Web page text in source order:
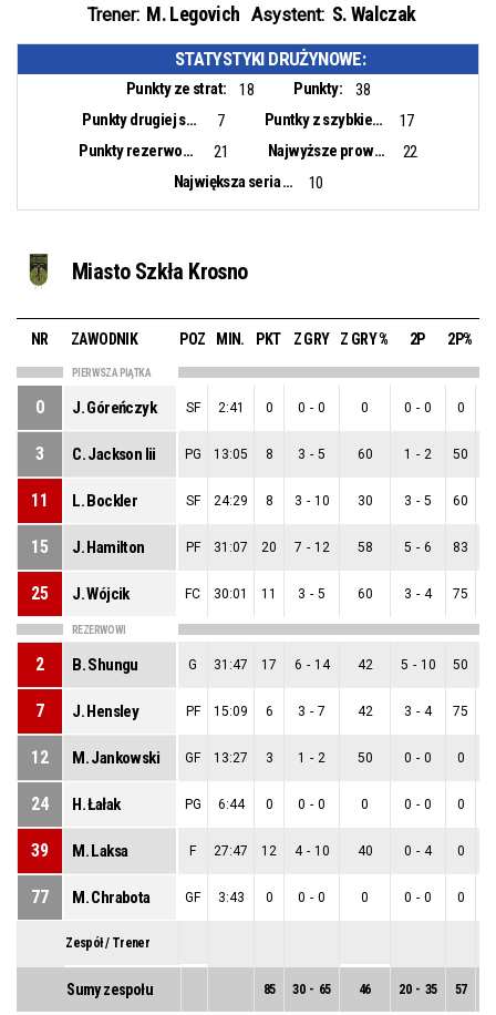
Trener: M. Legovich Asystent: S. Walczak
STATYSTYKI DRUŻYNOWE:
Punkty ze strat: 18 Punkty:
38
Punkty drugiej szansy:
7 Puntky z szybkiego ataku:
17
Punkty rezerwowych:
21 Najwyższe prowadzenie:
22
Największa seria punktowa:
10
Miasto Szkła Krosno
NR ZAWODNIK POZ MIN. PKT Z GRY Z GRY % 2P 2P%
PIERWSZA PIĄTKA
0 J. Góreńczyk SF 2:41 0 0 - 0 0 0 - 0 0
3 C. Jackson Iii PG 13:05 8 3 - 5 60 1 - 2 50
11 L. Bockler SF 24:29 8 3 - 10 30 3 - 5 60
15 J. Hamilton PF 31:07 20 7 - 12 58 5 - 6 83
25 J. Wójcik FC 30:01 11 3 - 5 60 3 - 4 75
REZERWOWI
2 B. Shungu G 31:47 17 6 - 14 42 5 - 10 50
7 J. Hensley PF 15:09 6 3 - 7 42 3 - 4 75
12 M. Jankowski GF 13:27 3 1 - 2 50 0 - 0 0
24 H. Łałak PG 6:44 0 0 - 0 0 0 - 0 0
39 M. Laksa F 27:47 12 4 - 10 40 0 - 4 0
77 M. Chrabota GF 3:43 0 0 - 0 0 0 - 0 0
Zespół / Trener
Sumy zespołu 85 30 - 65 46 20 - 35 57